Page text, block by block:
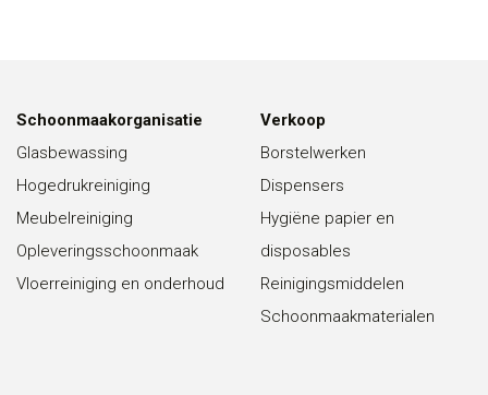
Schoonmaakorganisatie
Glasbewassing
Hogedrukreiniging
Meubelreiniging
Opleveringsschoonmaak
Vloerreiniging en onderhoud
Verkoop
Borstelwerken
Dispensers
Hygiëne papier en
disposables
Reinigingsmiddelen
Schoonmaakmaterialen